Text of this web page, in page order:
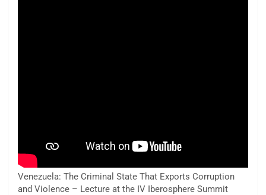
Venezuela: The Criminal State That Exports Corruption
and Violence – Lecture at the IV Iberosphere Summit